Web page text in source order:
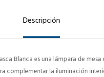
Descripción
Blanca es una lámpara de mesa
complementar la iluminación